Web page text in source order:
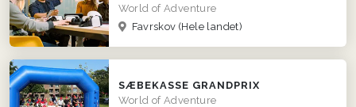
World of Adventure
Favrskov (Hele landet)
SÆBEKASSE GRANDPRIX
World of Adventure